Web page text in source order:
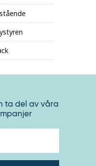
ta del av våra